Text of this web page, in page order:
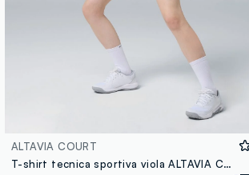
ALTAVIA COURT
T-shirt tecnica sportiva viola ALTAVIA COURT